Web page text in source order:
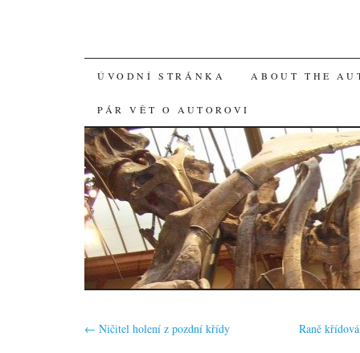
SKIP
TO
CONTENT
ÚVODNÍ STRÁNKA ABOUT THE
PÁR VĚT O AUTOROVI
← Ničitel holení z pozdní křídy Raně